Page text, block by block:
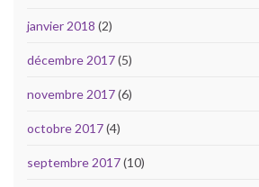
janvier 2018 (2)
décembre 2017(5)
novembre 2017(6)
octobre 2017(4)
septembre 2017(10)